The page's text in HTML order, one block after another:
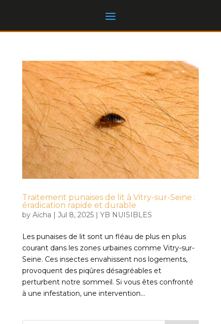
Traitement punaises de lit à Vitry-sur-Seine :
éradication rapide et durable
by Aïcha | Jul 8, 2025| YB NUISIBLES
Les punaises de lit sont un fléau de plus en plus
courant dans les zones urbaines comme Vitry-sur-
Seine. Ces insectes envahissent nos logements,
provoquent des piqûres désagréables et
perturbent notre sommeil. Si vous êtes confronté
à une infestation, une intervention...